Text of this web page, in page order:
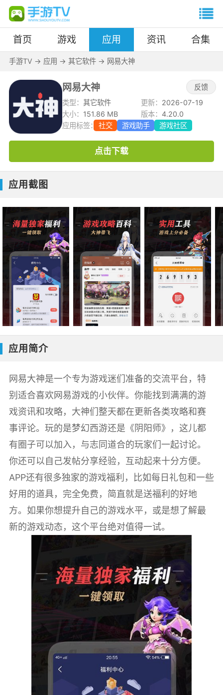
首页 游戏 应用 资讯 合集
手游TV -> 应用 -> 其它软件-> 网易大神
网易大神
反馈
类型：其它软件 更新： 2026-07-19
大小： 151.86 MB 版本： 4.20.0
应用标签：
社交 游戏助手 游戏社区
点击下载
应用截图
应用简介
网易大神是一个专为游戏迷们准备的交流平台，特
别适合喜欢网易游戏的小伙伴。你能找到满满的游
戏资讯和攻略，大神们整天都在更新各类攻略和赛
事评论。玩的是梦幻西游还是《阴阳师》，这儿都
有圈子可以加入，与志同道合的玩家们一起讨论。
你还可以自己发帖分享经验，互动起来十分方便。
APP还有很多独家的游戏福利，比如每日礼包和一些
好用的道具，完全免费，简直就是送福利的好地
方。如果你想提升自己的游戏水平，或是想了解最
新的游戏动态，这个平台绝对值得一试。